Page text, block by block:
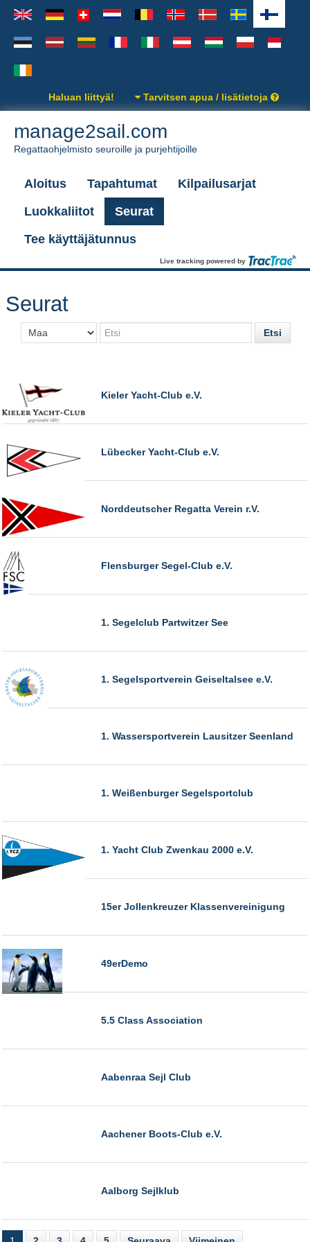
Haluan liittyä! Tarvitsen apua / lisätietoja
manage2sail.com
Regattaohjelmisto seuroille ja purjehtijoille
Aloitus Tapahtumat
Kilpailusarjat
Luokkaliitot
Seurat
Tee käyttäjätunnus
Live tracking powered by
Seurat
Kieler Yacht-Club e.V.
Lübecker Yacht-Club e.V.
Norddeutscher Regatta Verein r.V.
Flensburger Segel-Club e.V.
1. Segelclub Partwitzer See
1. Segelsportverein Geiseltalsee e.V.
1. Wassersportverein Lausitzer Seenland
1. Weißenburger Segelsportclub
1. Yacht Club Zwenkau 2000 e.V.
15er Jollenkreuzer Klassenvereinigung
49erDemo
5.5 Class Association
Aabenraa Sejl Club
Aachener Boots-Club e.V.
Aalborg Sejlklub